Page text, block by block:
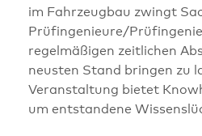
im Fahrzeugbau zwingt
Prüfingenieure/
regelmäßigen zeitlichen
neusten Stand bringen zu
Veranstaltung bietet
um entstandene